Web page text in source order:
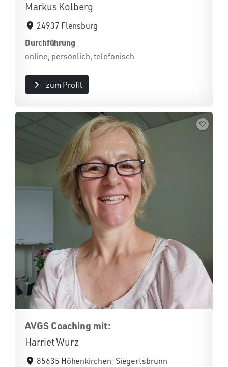
Markus Kolberg
24937 Flensburg
Durchführung
online, persönlich, telefonisch
zum Profil
AVGS Coaching mit:
Harriet Wurz
85635 Höhenkirchen-Siegertsbrunn